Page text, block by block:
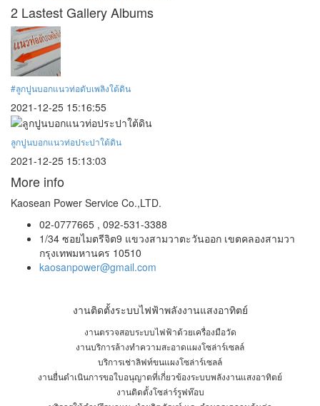
2 Lastest Gallery Albums
#ลูกปูนบอกแนวท่อดับเพลิงใต้ดิน
2021-12-25 15:16:55
ลูกปูนบอกแนวท่อประปาใต้ดิน
2021-12-25 15:13:03
More info
Kaosean Power Service Co.,LTD.
02-0777665 , 092-531-3388
1/34 ซอยไมตรีจิต9 แขวงสามวาตะวันออก เขตคลองสามวา
กรุงเทพมหานคร 10510
kaosanpower@gmail.com
งานติดตั้งระบบไฟฟ้าพลังงานแสงอาทิตย์
งานตรวจสอบระบบไฟฟ้าด้วยเครื่องมือวัด
งานบริการล้างทำความสะอาดแผงโซล่าร์เซลล์
บริการเช่าลิฟท์ขนแผงโซล่าร์เซลล์
งานยื่นดำเนินการขอใบอนุญาตที่เกี่ยวข้องระบบพลังงานแสงอาทิตย์
งานติดตั้งโซล่าร์รูฟท๊อบ